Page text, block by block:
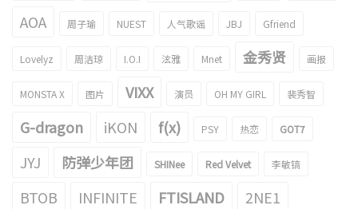
AOA 周子瑜 NUEST 人气歌谣 JBJ Gfriend
Lovelyz 周洁琼 I.O.I 泫雅 Mnet 金秀贤 画报
MONSTA X 图片 VIXX 演员 OH MY GIRL 裴秀智
G-dragon iKON f(x) PSY 热恋 GOT7
JYJ 防弹少年团 SHINee Red Velvet 李敏镐
BTOB INFINITE FTISLAND
2NE1